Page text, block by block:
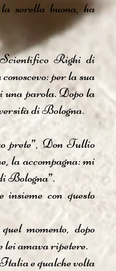
sorella buona, ha
Righi di
per la sua
una parola. Dopo la
di Bologna.
prete”, Don Tullio
la accompagna: mi
Bologna”.
con questo
momento, dopo
lei amava ripetere.
e qualche volta